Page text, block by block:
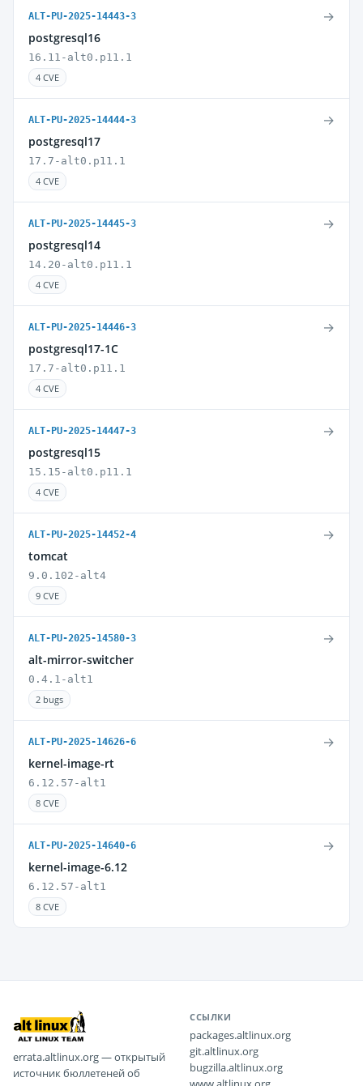
ALT-PU-2025-14443-3
postgresql16
16.11-alt0.p11.1
4 CVE
→
ALT-PU-2025-14444-3
postgresql17
17.7-alt0.p11.1
4 CVE
→
ALT-PU-2025-14445-3
postgresql14
14.20-alt0.p11.1
4 CVE
→
ALT-PU-2025-14446-3
postgresql17-1C
17.7-alt0.p11.1
4 CVE
→
ALT-PU-2025-14447-3
postgresql15
15.15-alt0.p11.1
4 CVE
→
ALT-PU-2025-14452-4
tomcat
9.0.102-alt4
9 CVE
→
ALT-PU-2025-14580-3
alt-mirror-switcher
0.4.1-alt1
2 bugs
→
ALT-PU-2025-14626-6
kernel-image-rt
6.12.57-alt1
8 CVE
→
ALT-PU-2025-14640-6
kernel-image-6.12
6.12.57-alt1
8 CVE
→
errata.altlinux.org — открытый
источник бюллетеней об
ССЫЛКИ
packages.altlinux.org
git.altlinux.org
bugzilla.altlinux.org